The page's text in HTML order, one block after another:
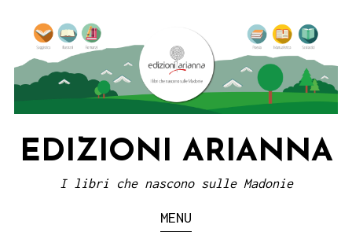
content
EDIZIONI ARIANNA
I libri che nascono sulle Madonie
MENU